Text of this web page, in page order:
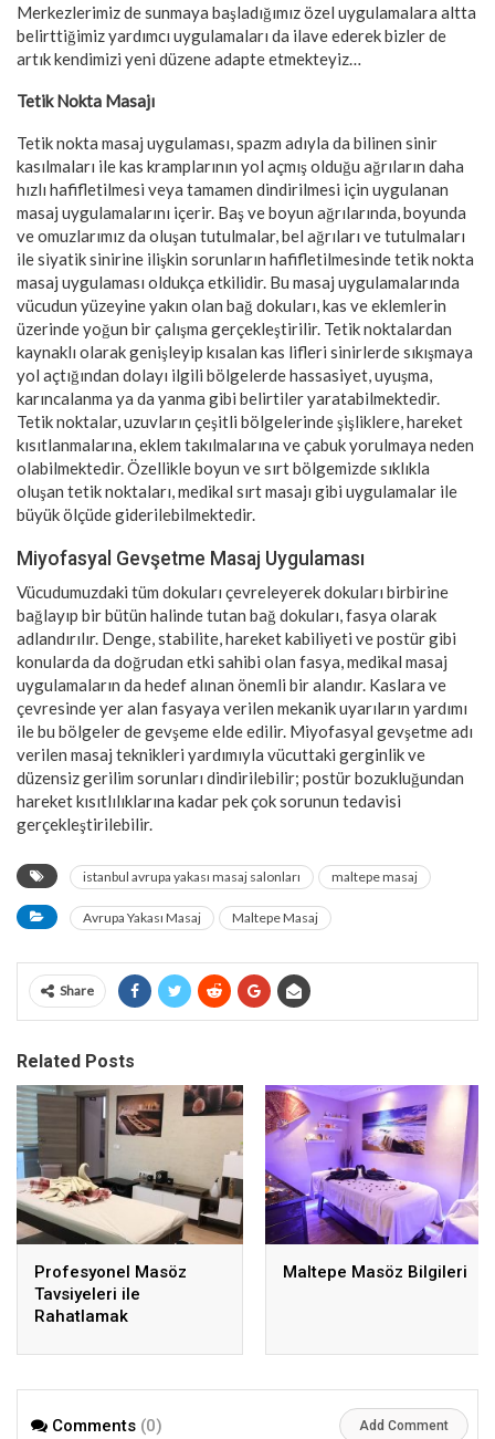
Merkezlerimiz de sunmaya başladığımız özel uygulamalara altta
belirttiğimiz yardımcı uygulamaları da ilave ederek bizler de
artık kendimizi yeni düzene adapte etmekteyiz…
Tetik Nokta Masajı
Tetik nokta masaj uygulaması, spazm adıyla da bilinen sinir
kasılmaları ile kas kramplarının yol açmış olduğu ağrıların daha
hızlı hafifletilmesi veya tamamen dindirilmesi için uygulanan
masaj uygulamalarını içerir. Baş ve boyun ağrılarında, boyunda
ve omuzlarımız da oluşan tutulmalar, bel ağrıları ve tutulmaları
ile siyatik sinirine ilişkin sorunların hafifletilmesinde tetik nokta
masaj uygulaması oldukça etkilidir. Bu masaj uygulamalarında
vücudun yüzeyine yakın olan bağ dokuları, kas ve eklemlerin
üzerinde yoğun bir çalışma gerçekleştirilir. Tetik noktalardan
kaynaklı olarak genişleyip kısalan kas lifleri sinirlerde sıkışmaya
yol açtığından dolayı ilgili bölgelerde hassasiyet, uyuşma,
karıncalanma ya da yanma gibi belirtiler yaratabilmektedir.
Tetik noktalar, uzuvların çeşitli bölgelerinde şişliklere, hareket
kısıtlanmalarına, eklem takılmalarına ve çabuk yorulmaya neden
olabilmektedir. Özellikle boyun ve sırt bölgemizde sıklıkla
oluşan tetik noktaları, medikal sırt masajı gibi uygulamalar ile
büyük ölçüde giderilebilmektedir.
Miyofasyal Gevşetme Masaj Uygulaması
Vücudumuzdaki tüm dokuları çevreleyerek dokuları birbirine
bağlayıp bir bütün halinde tutan bağ dokuları, fasya olarak
adlandırılır. Denge, stabilite, hareket kabiliyeti ve postür gibi
konularda da doğrudan etki sahibi olan fasya, medikal masaj
uygulamaların da hedef alınan önemli bir alandır. Kaslara ve
çevresinde yer alan fasyaya verilen mekanik uyarıların yardımı
ile bu bölgeler de gevşeme elde edilir. Miyofasyal gevşetme adı
verilen masaj teknikleri yardımıyla vücuttaki gerginlik ve
düzensiz gerilim sorunları dindirilebilir; postür bozukluğundan
hareket kısıtlılıklarına kadar pek çok sorunun tedavisi
gerçekleştirilebilir.
istanbul avrupa yakası masaj salonları maltepe masaj
Avrupa Yakası Masaj Maltepe Masaj
Share
Related Posts
Profesyonel Masöz
Tavsiyeleri ile
Rahatlamak
Maltepe Masöz Bilgileri
Comments (0) Add Comment